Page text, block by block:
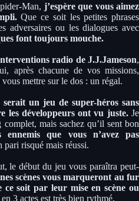
Man, j’espère que vous aimez
Que ce soit les petites phrases
adversaires ou les dialogues avec
font toujours mouche.
radio de J.J.Jameson,
après chacune de vos missions,
mettre sur le dos : un régal.
serait un jeu de super-héros sans
les développeurs ont vu juste.Je
mais sachez qu’il sent bon
ennemis que vous n’avez pas
pari risqué mais réussi.
le début du jeu vous paraîtra peut-
scènes vous marqueront au fur
ce soit par leur mise en scène ou
3 actes est très bien rythmé.